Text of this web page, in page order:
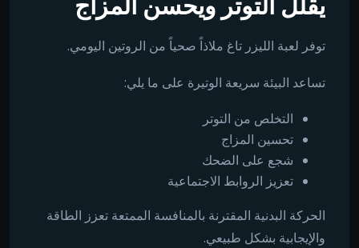
يقلل التوتر ويحسن المزاج
توفر لعبة الليزر تاغ ملاذاً صحياً من الروتين اليومي.
تساعد البيئة سريعة الوتيرة على ما يلي:
التخلص من التوتر
تحسين المزاج
شجع على الضحك
تعزيز الروابط الاجتماعية
الحركة البدنية المقترنة بالمنافسة الممتعة تعزز الطاقة
والإيجابية بشكل طبيعي.